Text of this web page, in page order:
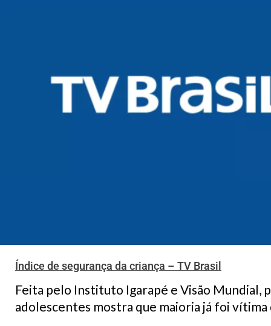
Índice de segurança da criança – TV Brasil
Feita pelo Instituto Igarapé e Visão Mundial,
adolescentes mostra que maioria já foi